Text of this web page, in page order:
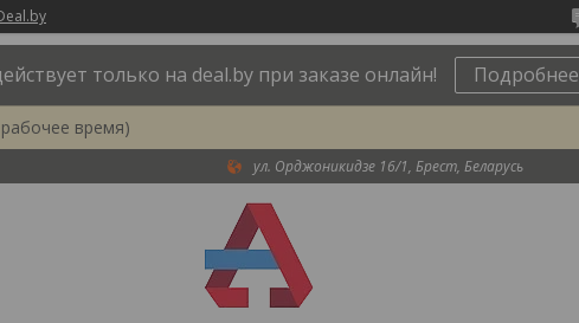
только на deal.by при заказе онлайн! Подробнее
время)
ул. Орджоникидзе 16/1, Брест, Беларусь